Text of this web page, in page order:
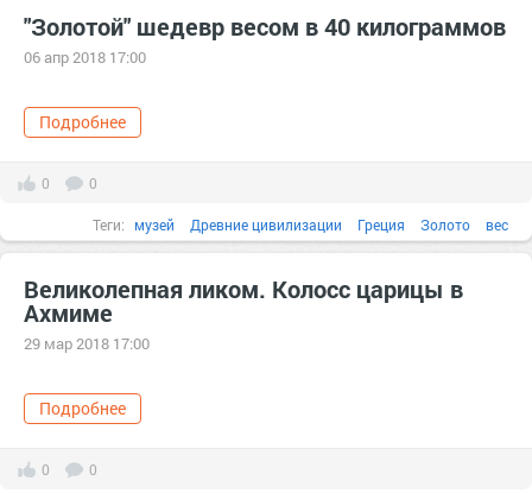
"Золотой" шедевр весом в 40 килограммов
06 апр 2018 17:00
Подробнее
0 0
Теги: музей Древние цивилизации Греция Золото вес
Великолепная ликом. Колосс царицы в
Ахмиме
29 мар 2018 17:00
Подробнее
0 0